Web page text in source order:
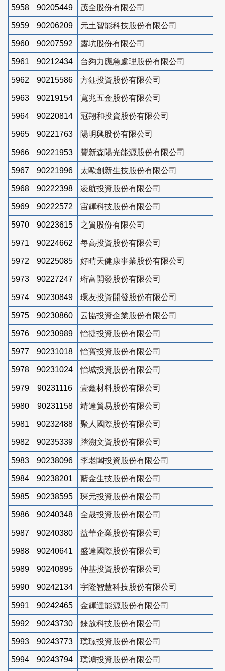
5958 90205449 茂全股份有限公司
5959 90206209 元土智能科技股份有限公司
5960 90207592 露坑股份有限公司
5961 90212434 台夠力應急處理股份有限公司
5962 90215586 方鈺投資股份有限公司
5963 90219154 寬兆五金股份有限公司
5964 90220814 冠翔和投資股份有限公司
5965 90221763 陽明興股份有限公司
5966 90221953 豐新森陽光能源股份有限公司
5967 90221996 太歐創新生技股份有限公司
5968 90222398 凌航投資股份有限公司
5969 90222572 宙輝科技股份有限公司
5970 90223615 之質股份有限公司
5971 90224662 每高投資股份有限公司
5972 90225085 好晴天健康事業股份有限公司
5973 90227247 珩富開發股份有限公司
5974 90230849 環友投資開發股份有限公司
5975 90230860 云協投資企業股份有限公司
5976 90230989 怡捷投資股份有限公司
5977 90231018 怡寶投資股份有限公司
5978 90231024 怡城投資股份有限公司
5979 90231116 壹鑫材料股份有限公司
5980 90231158 靖達貿易股份有限公司
5981 90232488 聚人國際股份有限公司
5982 90235339 踏溯文資股份有限公司
5983 90238096 李老闆投資股份有限公司
5984 90238201 藍金生技股份有限公司
5985 90238595 琛元投資股份有限公司
5986 90240348 全晟投資股份有限公司
5987 90240380 益華企業股份有限公司
5988 90240641 盛達國際股份有限公司
5989 90240895 仲基投資股份有限公司
5990 90242134 宇隆智慧科技股份有限公司
5991 90242465 金輝達能源股份有限公司
5992 90243730 錸放科技股份有限公司
5993 90243773 璞璟投資股份有限公司
5994 90243794 璞鴻投資股份有限公司